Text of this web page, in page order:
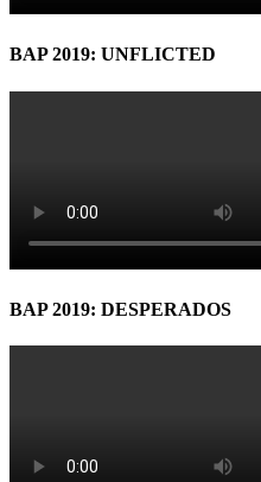
BAP 2019: UNFLICTED
BAP 2019: DESPERADOS